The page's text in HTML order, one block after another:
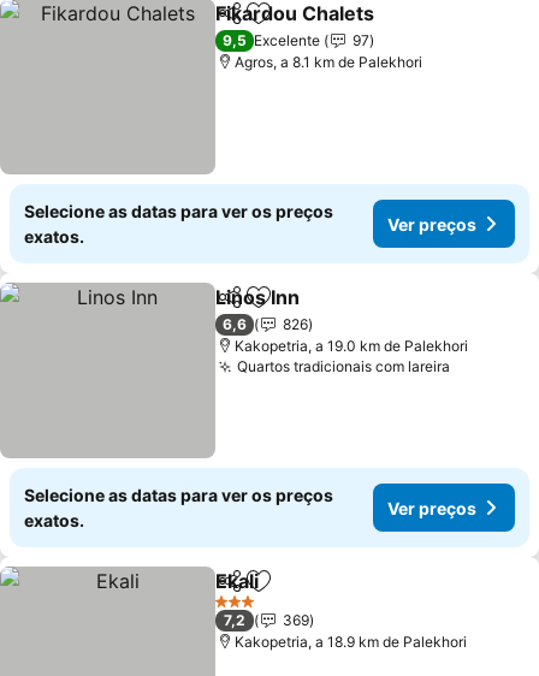
PartilharAdicionar aos favoritos
Fikardou Chalets
9,5 Excelente
97
Agros, a 8.1 km de Palekhori
Selecione as datas para ver os preços
exatos.
Ver preços
PartilharAdicionar aos favoritos
Linos Inn
6,6
826
Kakopetria, a 19.0 km de Palekhori
Quartos tradicionais com lareira
Selecione as datas para ver os preços
exatos.
Ver preços
PartilharAdicionar aos favoritos
Ekali
3 Estrelas
7,2
369
Kakopetria, a 18.9 km de Palekhori